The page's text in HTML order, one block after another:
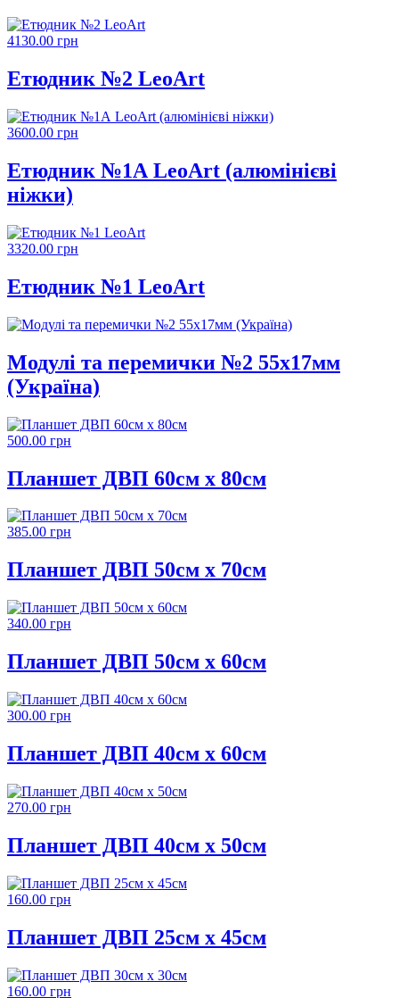
4130.00 грн
Етюдник №2 LeoArt
3600.00 грн
Етюдник №1А LeoArt (алюмінієві
ніжки)
3320.00 грн
Етюдник №1 LeoArt
Модулі та перемички №2 55х17мм
(Україна)
500.00 грн
Планшет ДВП 60см х 80см
385.00 грн
Планшет ДВП 50см х 70см
340.00 грн
Планшет ДВП 50см х 60см
300.00 грн
Планшет ДВП 40см х 60см
270.00 грн
Планшет ДВП 40см х 50см
160.00 грн
Планшет ДВП 25см х 45см
160.00 грн